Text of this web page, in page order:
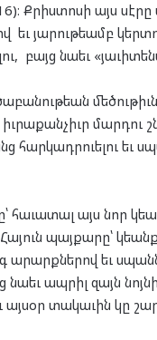
Քրիստոսի այս
յարութեամբ
բայց նաեւ
մարդու
հարկադրուելու եւ
հաւատալ այս նոր
Հայուն պայքարը՝
եւ
նաեւ ապրիլ զայն
տակաւին կը